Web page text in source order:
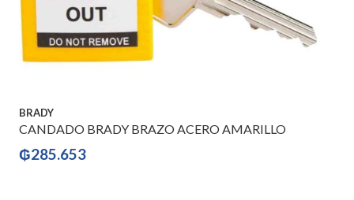
BRADY
CANDADO BRADY BRAZO ACERO AMARILLO
₲285.653